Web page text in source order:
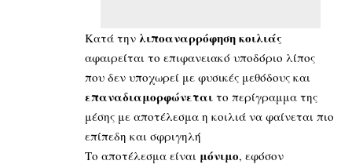
Κατά την λιποαναρρόφησηκοιλιάς
αφαιρείται το επιφανειακό υποδόριο λίπος
που δεν υποχωρεί με φυσικές μεθόδους και
επαναδιαμορφώνεται το περίγραμμα της
μέσης με αποτέλεσμα η κοιλιά να φαίνεται πιο
επίπεδη και σφριγηλή
Το αποτέλεσμα είναι μόνιμο, εφόσον